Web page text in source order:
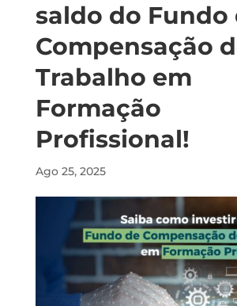
saldo do Fundo
Compensação
Trabalho em
Formação
Profissional!
Ago 25, 2025